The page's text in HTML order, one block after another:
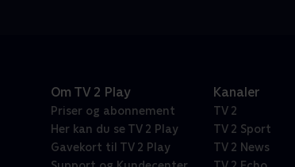
Om TV 2 Play
Priser og abonnement
Her kan du se TV 2 Play
Gavekort til TV 2 Play
Kanaler
TV 2
TV 2 Sport
TV 2 News